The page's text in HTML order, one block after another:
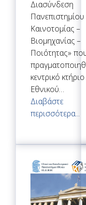
Διασύνδεση
Πανεπιστημίου
Καινοτομίας –
Βιομηχανίας –
Ποιότητας»
κεντρικό
Εθνικού…
Διαβάστε
περισσότερα...